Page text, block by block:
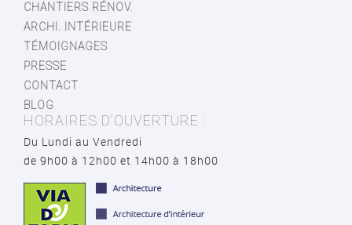
CHANTIERS RÉNOV.
ARCHI. INTÉRIEURE
TÉMOIGNAGES
PRESSE
CONTACT
BLOG
HORAIRES D’OUVERTURE :
Du Lundi au Vendredi
de 9h00 à 12h00 et 14h00 à 18h00